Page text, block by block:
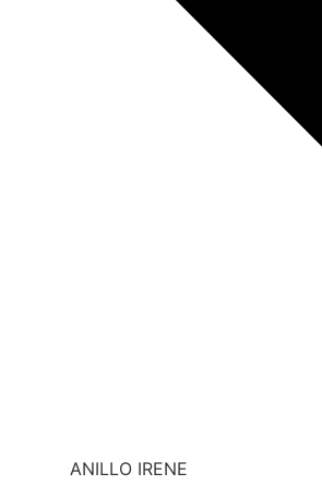
ANILLO IRENE